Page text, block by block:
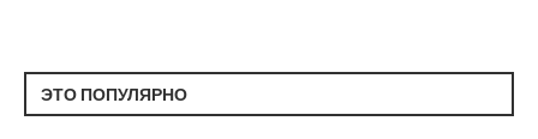
ЭТО ПОПУЛЯРНО